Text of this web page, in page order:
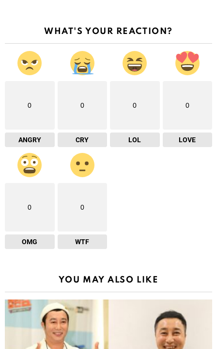
WHAT'S YOUR REACTION?
0
ANGRY
0
CRY
0
LOL
0
LOVE
0
OMG
0
WTF
YOU MAY ALSO LIKE